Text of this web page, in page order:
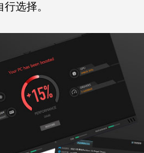
选择。